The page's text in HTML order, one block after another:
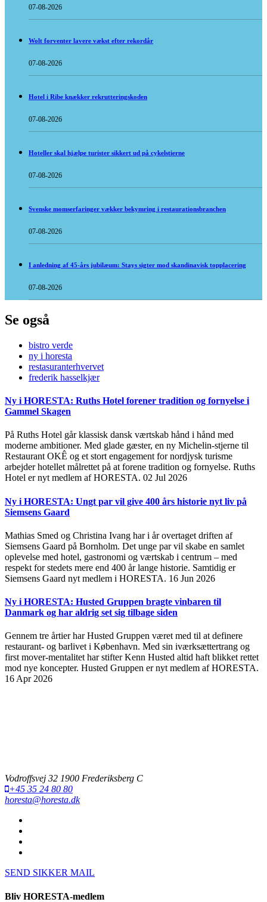
07-08-2026
Wolt forventer lavere vækst efter rekordår
07-08-2026
Hotel i Ribe knækker rekrutteringskoden
07-08-2026
Hoteller skal hjælpe turister sikkert ud på cykelstierne
07-08-2026
Svenske momserfaringer vækker bekymring i restaurationsbranchen
07-08-2026
I anledning af 45-års jubilæum: Stays sigter mod skandinavisk topplacering
07-08-2026
Se også
bistro verde
ny i horesta
restasuranterhvervet
frederik hasselkjær
Ny i HORESTA: Ruths Hotel forener tradition og fornyelse i
Gammel Skagen
På Ruths Hotel går klassisk dansk værtskab hånd i hånd med
moderne ambitioner. Med glade gæster, en ny Michelin-stjerne til
Restaurant OKÊ og et stort engagement for nordjysk turisme
arbejder hotellet målrettet på at forene tradition og fornyelse. Ruths
Hotel er nyt medlem af HORESTA. 02 Jul 2026
Ny i HORESTA: Ungt par vil give 400 års historie nyt liv på
Siemsens Gaard
Mathias Smed og Christina Ivang har i år overtaget driften af
Siemsens Gaard på Bornholm. Det unge par vil skabe en samlet
oplevelse med hotel, gastronomi og værtskab i centrum – med
respekt for stedets mere end 400 år lange historie. Samtidig er
Siemsens Gaard nyt medlem i HORESTA. 16 Jun 2026
Ny i HORESTA: Husted Gruppen bragte vinbaren til
Danmark og har aldrig set sig tilbage siden
Gennem tre årtier har Husted Gruppen været med til at definere
restaurant- og barlivet i København. Med sin iværksættertrang og
first mover-mentalitet har stifter Kenn Husted altid haft blikket rettet
mod nye koncepter. Husted Gruppen er nyt medlem af HORESTA.
16 Apr 2026
Vodroffsvej 32 1900 Frederiksberg C
+45 35 24 80 80
horesta@horesta.dk
SEND SIKKER MAIL
Bliv HORESTA-medlem